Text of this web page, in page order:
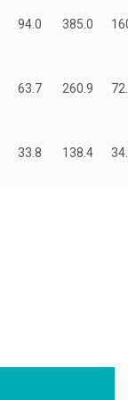
94.0 385.0
63.7 260.9
33.8 138.4